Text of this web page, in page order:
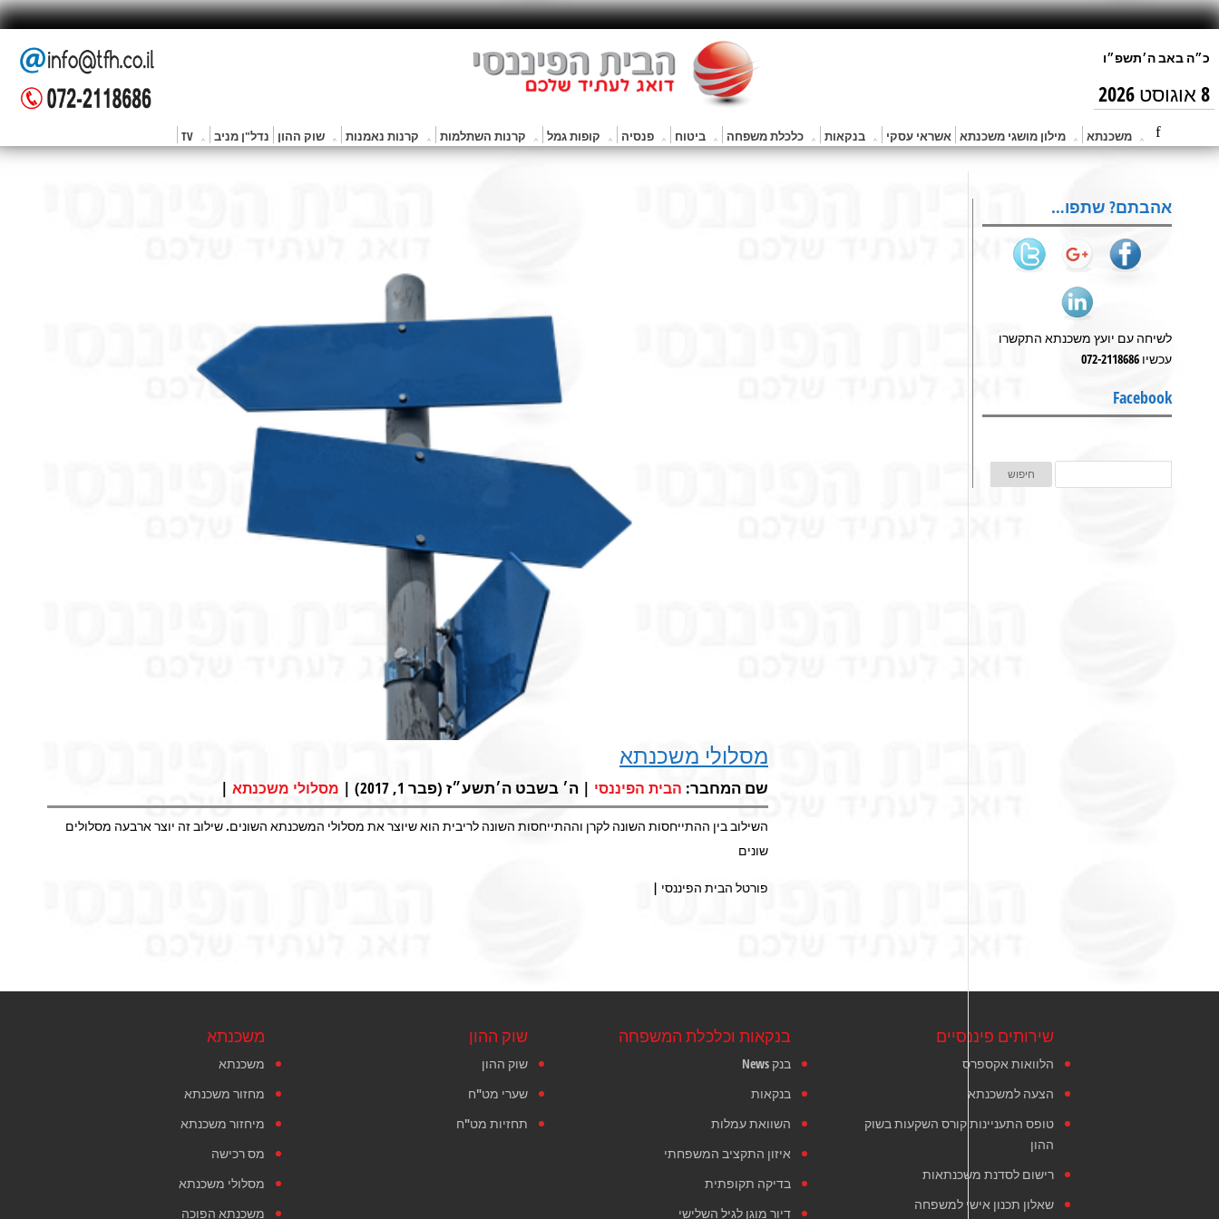
8 אוגוסט 2026
משכנתא מילון מושגי משכנתא אשראי עסקי בנקאות כלכלת משפחה ביטוח פנסיה קופות גמל קרנות השתלמות קרנות נאמנות שוק ההון נדל"ן מניב TV
מסלולי משכנתא
שם המחבר: הבית הפיננסי | ה׳ בשבט ה׳תשע״ז (פבר 1, 2017) | מסלולי משכנתא |
השילוב בין ההתייחסות השונה לקרן וההתייחסות השונה לריבית הוא שיוצר את מסלולי המשכנתא השונים. שילוב זה יוצר ארבעה מסלולים
שונים
פורטל הבית הפיננסי |
אהבתם? שתפו…
לשיחה עם יועץ משכנתא התקשרו
עכשיו 072-2118686
Facebook
משכנתא
משכנתא
מחזור משכנתא
מיחזור משכנתא
מס רכישה
מסלולי משכנתא
משכנתא הפוכה
שוק ההון
שוק ההון
שערי מט"ח
תחזיות מט"ח
בנקאות וכלכלת המשפחה
בנק News
בנקאות
השוואת עמלות
איזון התקציב המשפחתי
בדיקה תקופתית
דיור מוגן לגיל השלישי
שירותים פיננסיים
הלוואות אקספרס
הצעה למשכנתא
טופס התעניינות קורס השקעות בשוק
ההון
רישום לסדנת משכנתאות
שאלון תכנון אישי למשפחה